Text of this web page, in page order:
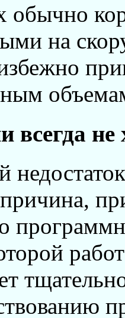
обычно
на
всегда не